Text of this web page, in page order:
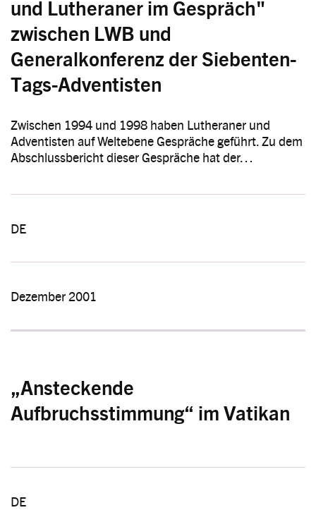
und Lutheraner im Gespräch"
zwischen LWB und
Generalkonferenz der Siebenten-
Tags-Adventisten
Zwischen 1994 und 1998 haben Lutheraner und
Adventisten auf Weltebene Gespräche geführt. Zu dem
Abschlussbericht dieser Gespräche hat der…
DE
Dezember 2001
„Ansteckende
Aufbruchsstimmung“ im Vatikan
DE